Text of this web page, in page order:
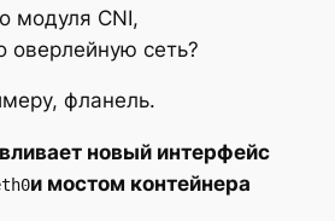
модуля CNI,
оверлейную сеть?
фланель.
новый интерфейс
и мостом контейнера